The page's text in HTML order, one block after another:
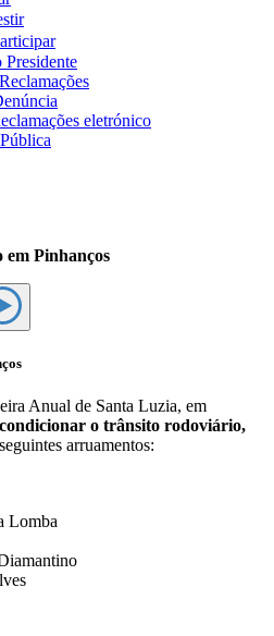
Presidente
eletrónico
Pinhanços
Anual de Santa Luzia, em
condicionar o trânsito rodoviário,
arruamentos:
Lomba